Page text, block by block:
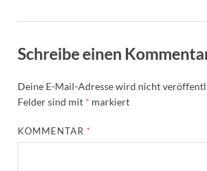
Schreibe einen
Deine E-Mail-Adresse wird nicht
Felder sind mit * markiert
KOMMENTAR *